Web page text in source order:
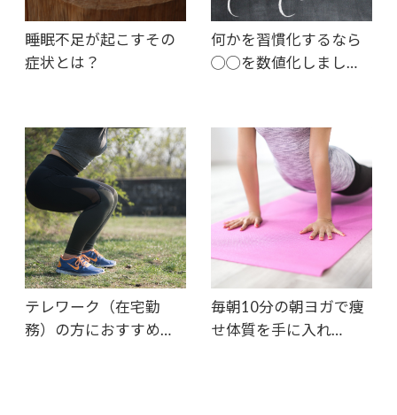
睡眠不足が起こすその
症状とは？
何かを習慣化するなら
◯◯を数値化しまし…
テレワーク（在宅勤
務）の方におすすめ…
毎朝10分の朝ヨガで痩
せ体質を手に入れ…